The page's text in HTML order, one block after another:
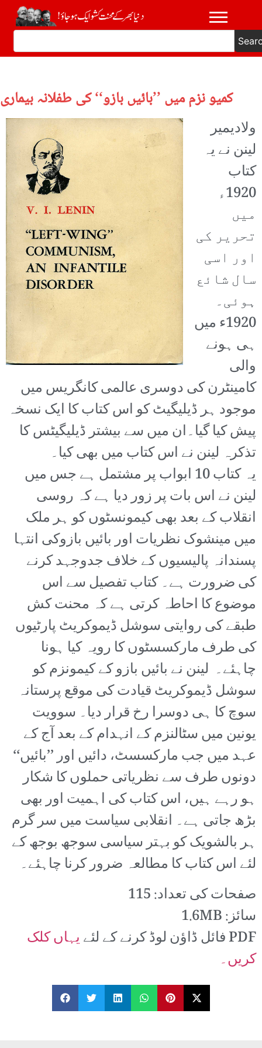
کمیو نزم میں ’’بائیں بازو‘‘ کی طفلانہ بیماری
ولادیمیر
لینن نے یہ
کتاب
1920ء
میں
تحریر کی
اور اسی
سال شائع
ہوئی۔
1920ء میں
ہی ہونے
والی
کامینٹرن کی دوسری عالمی کانگریس میں
موجود ہر ڈیلیگیٹ کو اس کتاب کا ایک نسخہ
پیش کیا گیا۔ان میں سے بیشتر ڈیلیگیٹس کا
تذکرہ لینن نے اس کتاب میں بھی کیا۔
یہ کتاب 10 ابواب پر مشتمل ہے جس میں
لینن نے اس بات پر زور دیا ہے کہ روسی
انقلاب کے بعد بھی کیمونسٹوں کو ہر ملک
میں مینشوک نظریات اور بائیں بازوکی انتہا
پسندانہ پالیسیوں کے خلاف جدوجہد کرنے
کی ضرورت ہے۔ کتاب تفصیل سے اس
موضوع کا احاطہ کرتی ہے کہ محنت کش
طبقے کی روایتی سوشل ڈیموکریٹ پارٹیوں
کی طرف مارکسسٹوں کا رویہ کیا ہونا
چاہئے۔ لینن نے بائیں بازو کے کیمونزم کو
سوشل ڈیموکریٹ قیادت کی موقع پرستانہ
سوچ کا ہی دوسرا رخ قرار دیا۔ سوویت
یونین میں سٹالنزم کے انہدام کے بعد آج کے
عہد میں جب مارکسسٹ، دائیں اور ’’بائیں‘‘
دونوں طرف سے نظریاتی حملوں کا شکار
ہو رہے ہیں، اس کتاب کی اہمیت اور بھی
بڑھ جاتی ہے۔ انقلابی سیاست میں سر گرم
ہر بالشویک کو بہتر سیاسی سوجھ بوجھ کے
لئے اس کتاب کا مطالعہ ضرور کرنا چاہئے۔
صفحات کی تعداد: 115
سائز: 1.6MB
PDF فائل ڈاؤن لوڈ کرنے کے لئے
یہاں کلک
کریں۔